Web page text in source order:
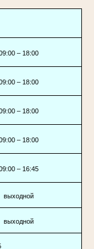
– 18:00
– 18:00
– 18:00
– 18:00
– 16:45
выходной
выходной